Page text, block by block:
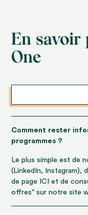
En savoir
One
Comment rester
programmes ?
Le plus simple est de
(LinkedIn, Instagram),
de page ICI et de
offres" sur notre site